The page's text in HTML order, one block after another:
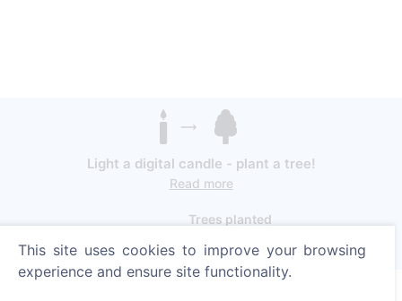
Light a digital candle - plant a tree!
Read more
Trees planted
1396
This site uses cookies to improve your browsing
experience and ensure site functionality.